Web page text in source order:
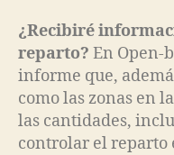
¿Recibiré
reparto? En Open-
informe que,
como las zonas en
las cantidades,
controlar el reparto